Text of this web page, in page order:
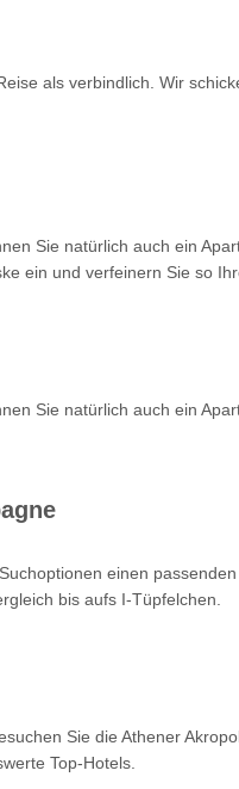
als verbindlich. Wir
Sie natürlich auch ein
ein und verfeinern Sie so
Sie natürlich auch ein
einen
bis aufs I-Tüpfelchen.
Sie die Athener
Top-Hotels.